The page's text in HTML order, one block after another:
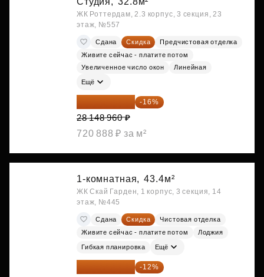
ЖК Роттердам, 2.3 корпус, 3 секция, 23
этаж, №557
Сдана Скидка
Предчистовая отделка
Живите сейчас - платите потом
Увеличенное число окон
Линейная
Ещё
23 645 126 ₽ -16%
28 148 960 ₽
720 888 ₽ за м²
1-комнатная, 43.4м²
ЖК Скай Гарден, 1 корпус, 3 секция, 14
этаж, №445
Сдана Скидка
Чистовая отделка
Живите сейчас - платите потом
Лоджия
Гибкая планировка Ещё
23 889 096 ₽ -12%